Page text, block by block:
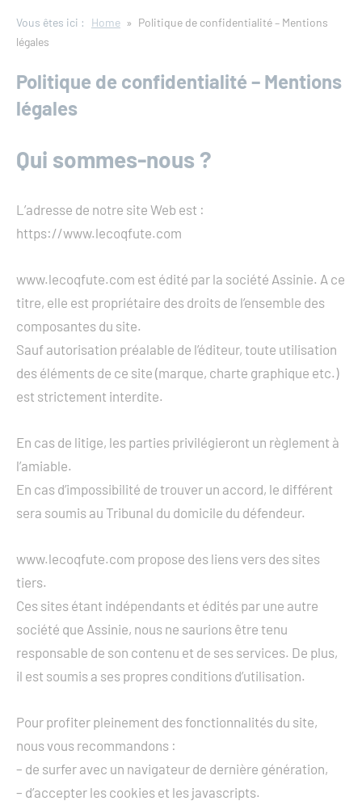
Vous êtes ici : Home
Politique de confidentialité – Mentions
légales
Politique de confidentialité – Mentions
légales
Qui sommes-nous ?
L’adresse de notre site Web est :
https://www.lecoqfute.com
www.lecoqfute.com est édité par la société Assinie. A ce
titre, elle est propriétaire des droits de l’ensemble des
composantes du site.
Sauf autorisation préalable de l’éditeur, toute utilisation
des éléments de ce site (marque, charte graphique etc.)
est strictement interdite.
En cas de litige, les parties privilégieront un règlement à
l’amiable.
En cas d’impossibilité de trouver un accord, le différent
sera soumis au Tribunal du domicile du défendeur.
www.lecoqfute.com propose des liens vers des sites
tiers.
Ces sites étant indépendants et édités par une autre
société que Assinie, nous ne saurions être tenu
responsable de son contenu et de ses services. De plus,
il est soumis a ses propres conditions d’utilisation.
Pour profiter pleinement des fonctionnalités du site,
nous vous recommandons :
– de surfer avec un navigateur de dernière génération,
– d’accepter les cookies et les javascripts.